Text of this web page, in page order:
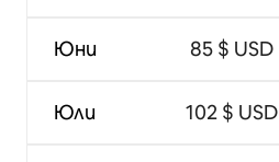
Юни
Юли
85 $ USD
102 $ USD